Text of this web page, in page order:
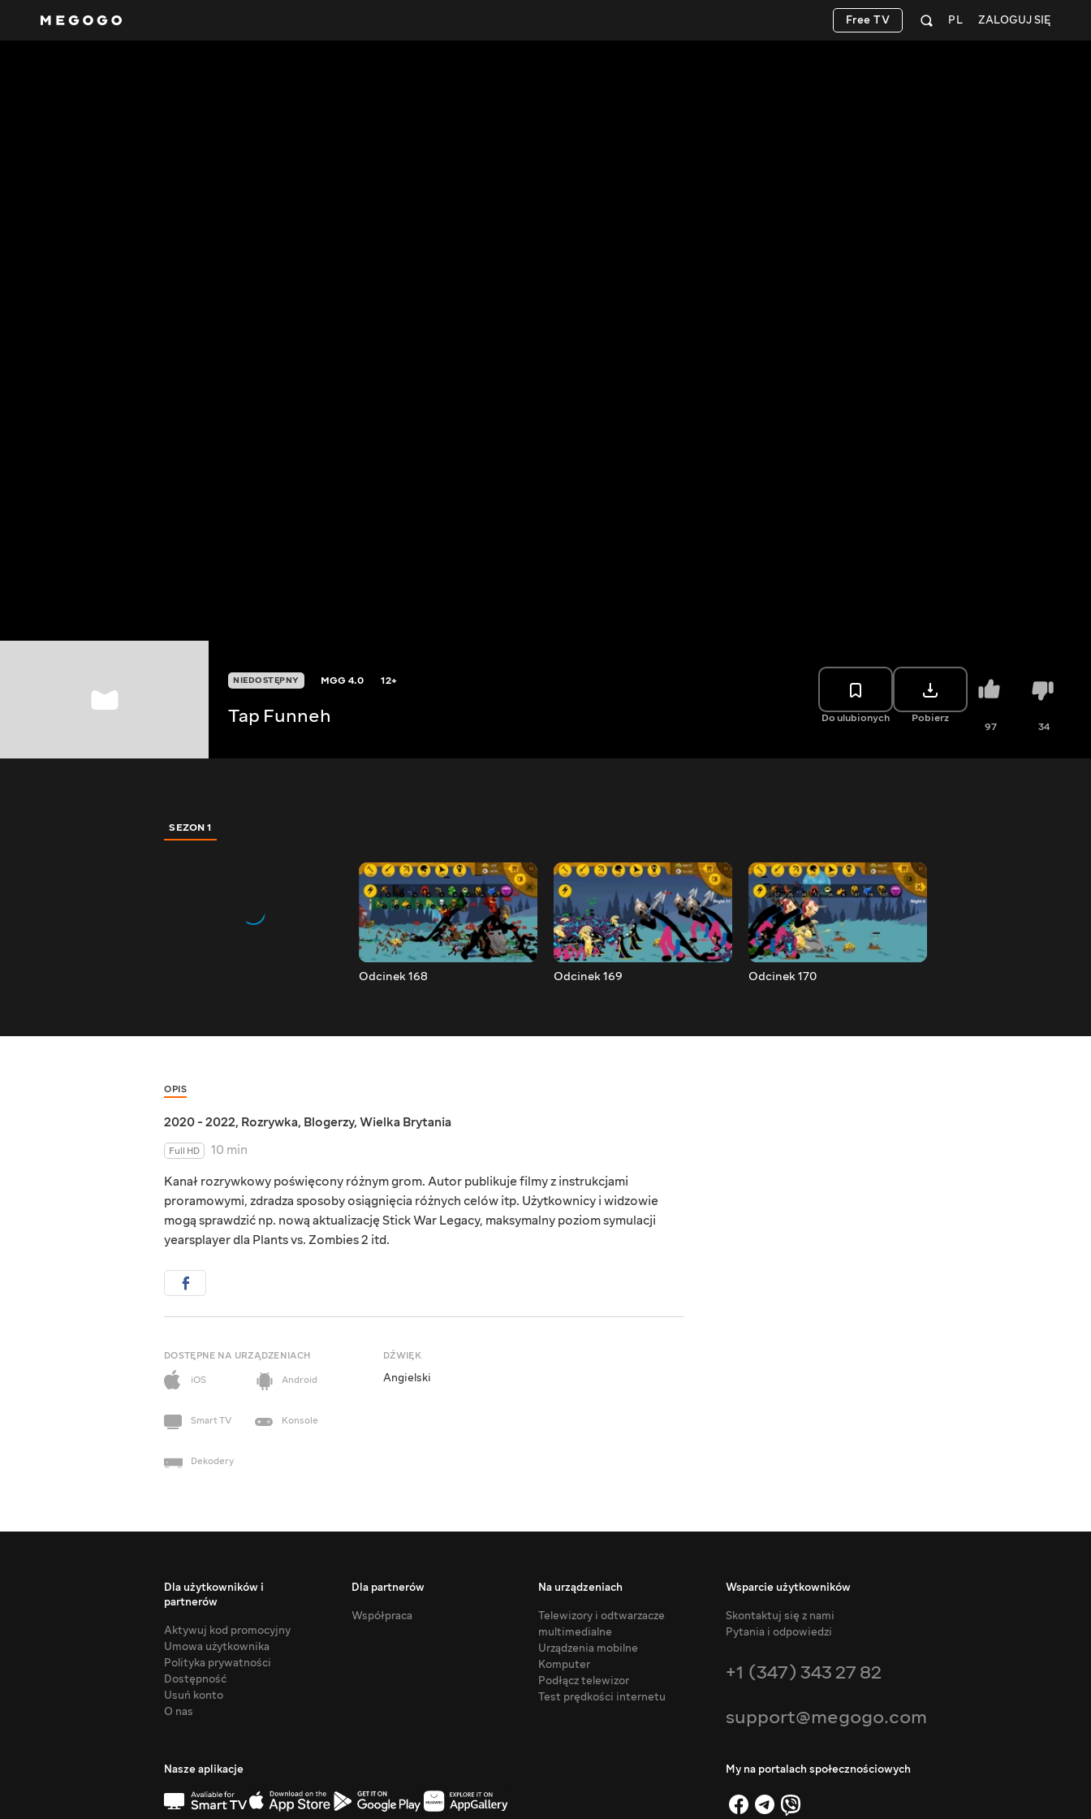
ZALOGUJ SIĘ
PL
Free TV
NIEDOSTĘPNY MGG4.0 12+
Tap Funneh Do ulubionych Pobierz
97 34
SEZON 1
Odcinek 168 Odcinek 169 Odcinek 170
OPIS
2020 - 2022, Rozrywka, Blogerzy, Wielka Brytania
Full HD
10 min
Kanał rozrywkowy poświęcony różnym grom. Autor publikuje filmy z instrukcjami
proramowymi, zdradza sposoby osiągnięcia różnych celów itp. Użytkownicy i widzowie
mogą sprawdzić np. nową aktualizację Stick War Legacy, maksymalny poziom symulacji
yearsplayer dla Plants vs. Zombies 2 itd.
DOSTĘPNE NA URZĄDZENIACH
iOS
Android
Smart TV Konsole
Dekodery
DŹWIĘK
Angielski
Dla użytkowników i
partnerów
Aktywuj kod promocyjny
Umowa użytkownika
Polityka prywatności
Dostępność
Usuń konto
O nas
Dla partnerów
Współpraca
Na urządzeniach
Telewizory i odtwarzacze
multimedialne
Urządzenia mobilne
Komputer
Podłącz telewizor
Test prędkości internetu
Wsparcie użytkowników
Skontaktuj się z nami
Pytania i odpowiedzi
+1 (347) 343 27 82
support@megogo.com
Nasze aplikacje My na portalach społecznościowych